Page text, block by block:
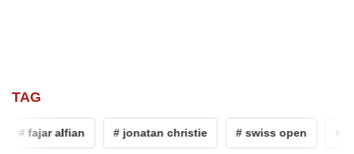
TAG
# fajar alfian # jonatan christie # swiss open #